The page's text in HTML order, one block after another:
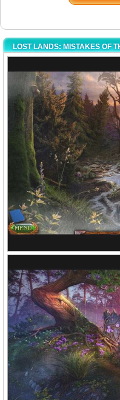
LOST LANDS: MISTAKES OF